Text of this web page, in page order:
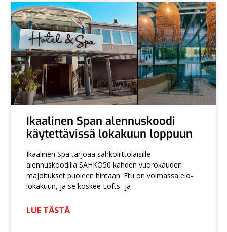
Ikaalinen Span alennuskoodi
käytettävissä lokakuun loppuun
Ikaalinen Spa tarjoaa sähköliittolaisille
alennuskoodilla SAHKO50 kahden vuorokauden
majoitukset puoleen hintaan. Etu on voimassa elo-
lokakuun, ja se koskee Lofts- ja
LUE TÄSTÄ